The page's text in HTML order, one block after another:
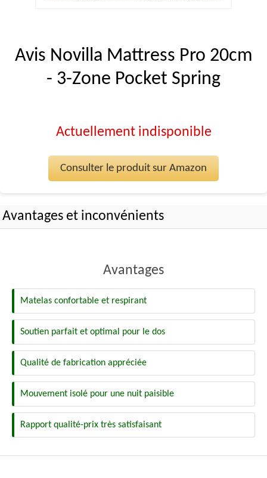
Avis Novilla Mattress Pro 20cm
- 3-Zone Pocket Spring
Actuellement indisponible
Consulter le produit sur Amazon
Avantages et inconvénients
Avantages
Matelas confortable et respirant
Soutien parfait et optimal pour le dos
Qualité de fabrication appréciée
Mouvement isolé pour une nuit paisible
Rapport qualité-prix très satisfaisant